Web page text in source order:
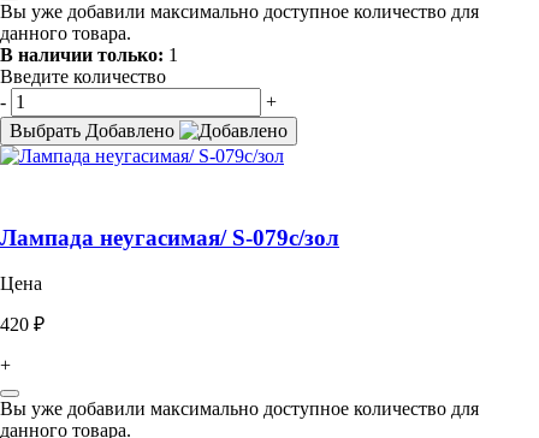
Вы уже добавили максимально доступное количество для
данного товара.
В наличии только: 1
Введите количество
-
+
Выбрать Добавлено
Лампада неугасимая/ S-079с/зол
Цена
420 ₽
+
Вы уже добавили максимально доступное количество для
данного товара.